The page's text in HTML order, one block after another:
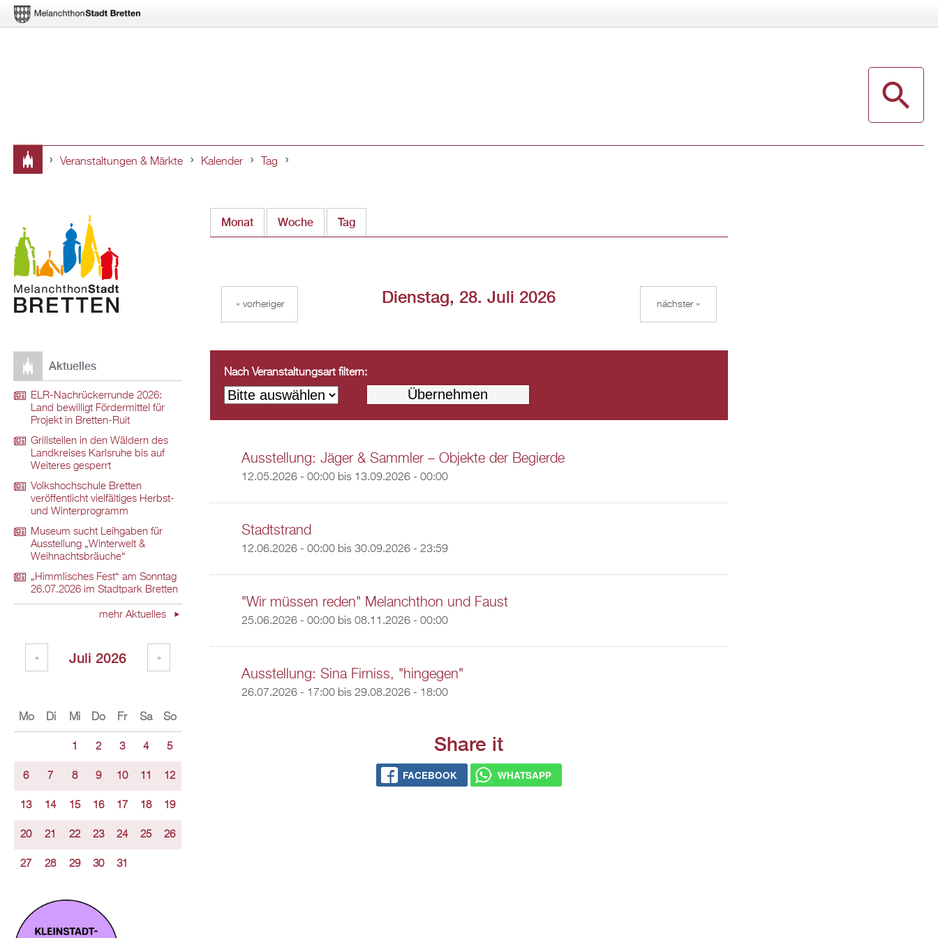
hier
Veranstaltungen & Märkte Kalender Tag
Monat Woche Tag(aktiver Reiter)
Dienstag, 28. Juli 2026
« vorheriger nächster »
Nach Veranstaltungsart filtern:
Ausstellung: Jäger & Sammler – Objekte der Begierde
12.05.2026 - 00:00bis 13.09.2026 - 00:00
Stadtstrand
12.06.2026 - 00:00bis 30.09.2026 - 23:59
"Wir müssen reden" Melanchthon und Faust
25.06.2026 - 00:00bis 08.11.2026 - 00:00
Ausstellung: Sina Firniss, "hingegen"
26.07.2026 - 17:00bis 29.08.2026 - 18:00
Share it
FACEBOOK WHATSAPP
Aktuelles
ELR-Nachrückerrunde 2026:
Land bewilligt Fördermittel für
Projekt in Bretten-Ruit
Grillstellen in den Wäldern des
Landkreises Karlsruhe bis auf
Weiteres gesperrt
Volkshochschule Bretten
veröffentlicht vielfältiges Herbst-
und Winterprogramm
Museum sucht Leihgaben für
Ausstellung „Winterwelt &
Weihnachtsbräuche“
„Himmlisches Fest“ am Sonntag
26.07.2026 im Stadtpark Bretten
mehr Aktuelles
Juli 2026
« »
Mo Di Mi Do Fr Sa So
1 2 3 4 5
6 7 8 9 10 11 12
13 14 15 16 17 18 19
20 21 22 23 24 25 26
27 28 29 30 31